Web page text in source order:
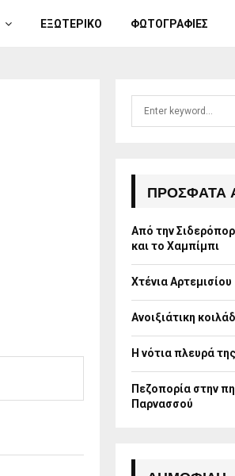
ΕΞΩΤΕΡΙΚΟ ΦΩΤΟΓΡΑΦΙΕΣ
r
:
ΠΡΌΣΦΑΤΑ
Από την
και το Χαμπίμπι
Χτένια Αρτεμισίου
Ανοιξιάτικη
Η νότια πλευρά
Πεζοπορία στην
Παρνασσού